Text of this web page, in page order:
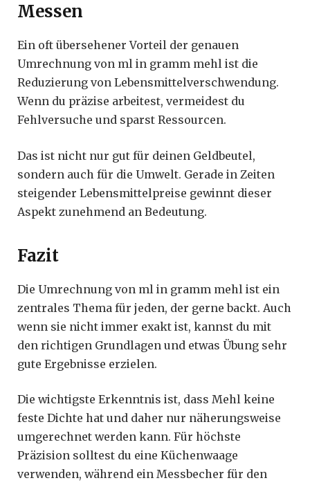
Messen
Ein oft übersehener Vorteil der genauen
Umrechnung von ml in gramm mehl ist die
Reduzierung von Lebensmittelverschwendung.
Wenn du präzise arbeitest, vermeidest du
Fehlversuche und sparst Ressourcen.
Das ist nicht nur gut für deinen Geldbeutel,
sondern auch für die Umwelt. Gerade in Zeiten
steigender Lebensmittelpreise gewinnt dieser
Aspekt zunehmend an Bedeutung.
Fazit
Die Umrechnung von ml in gramm mehl ist ein
zentrales Thema für jeden, der gerne backt. Auch
wenn sie nicht immer exakt ist, kannst du mit
den richtigen Grundlagen und etwas Übung sehr
gute Ergebnisse erzielen.
Die wichtigste Erkenntnis ist, dass Mehl keine
feste Dichte hat und daher nur näherungsweise
umgerechnet werden kann. Für höchste
Präzision solltest du eine Küchenwaage
verwenden, während ein Messbecher für den